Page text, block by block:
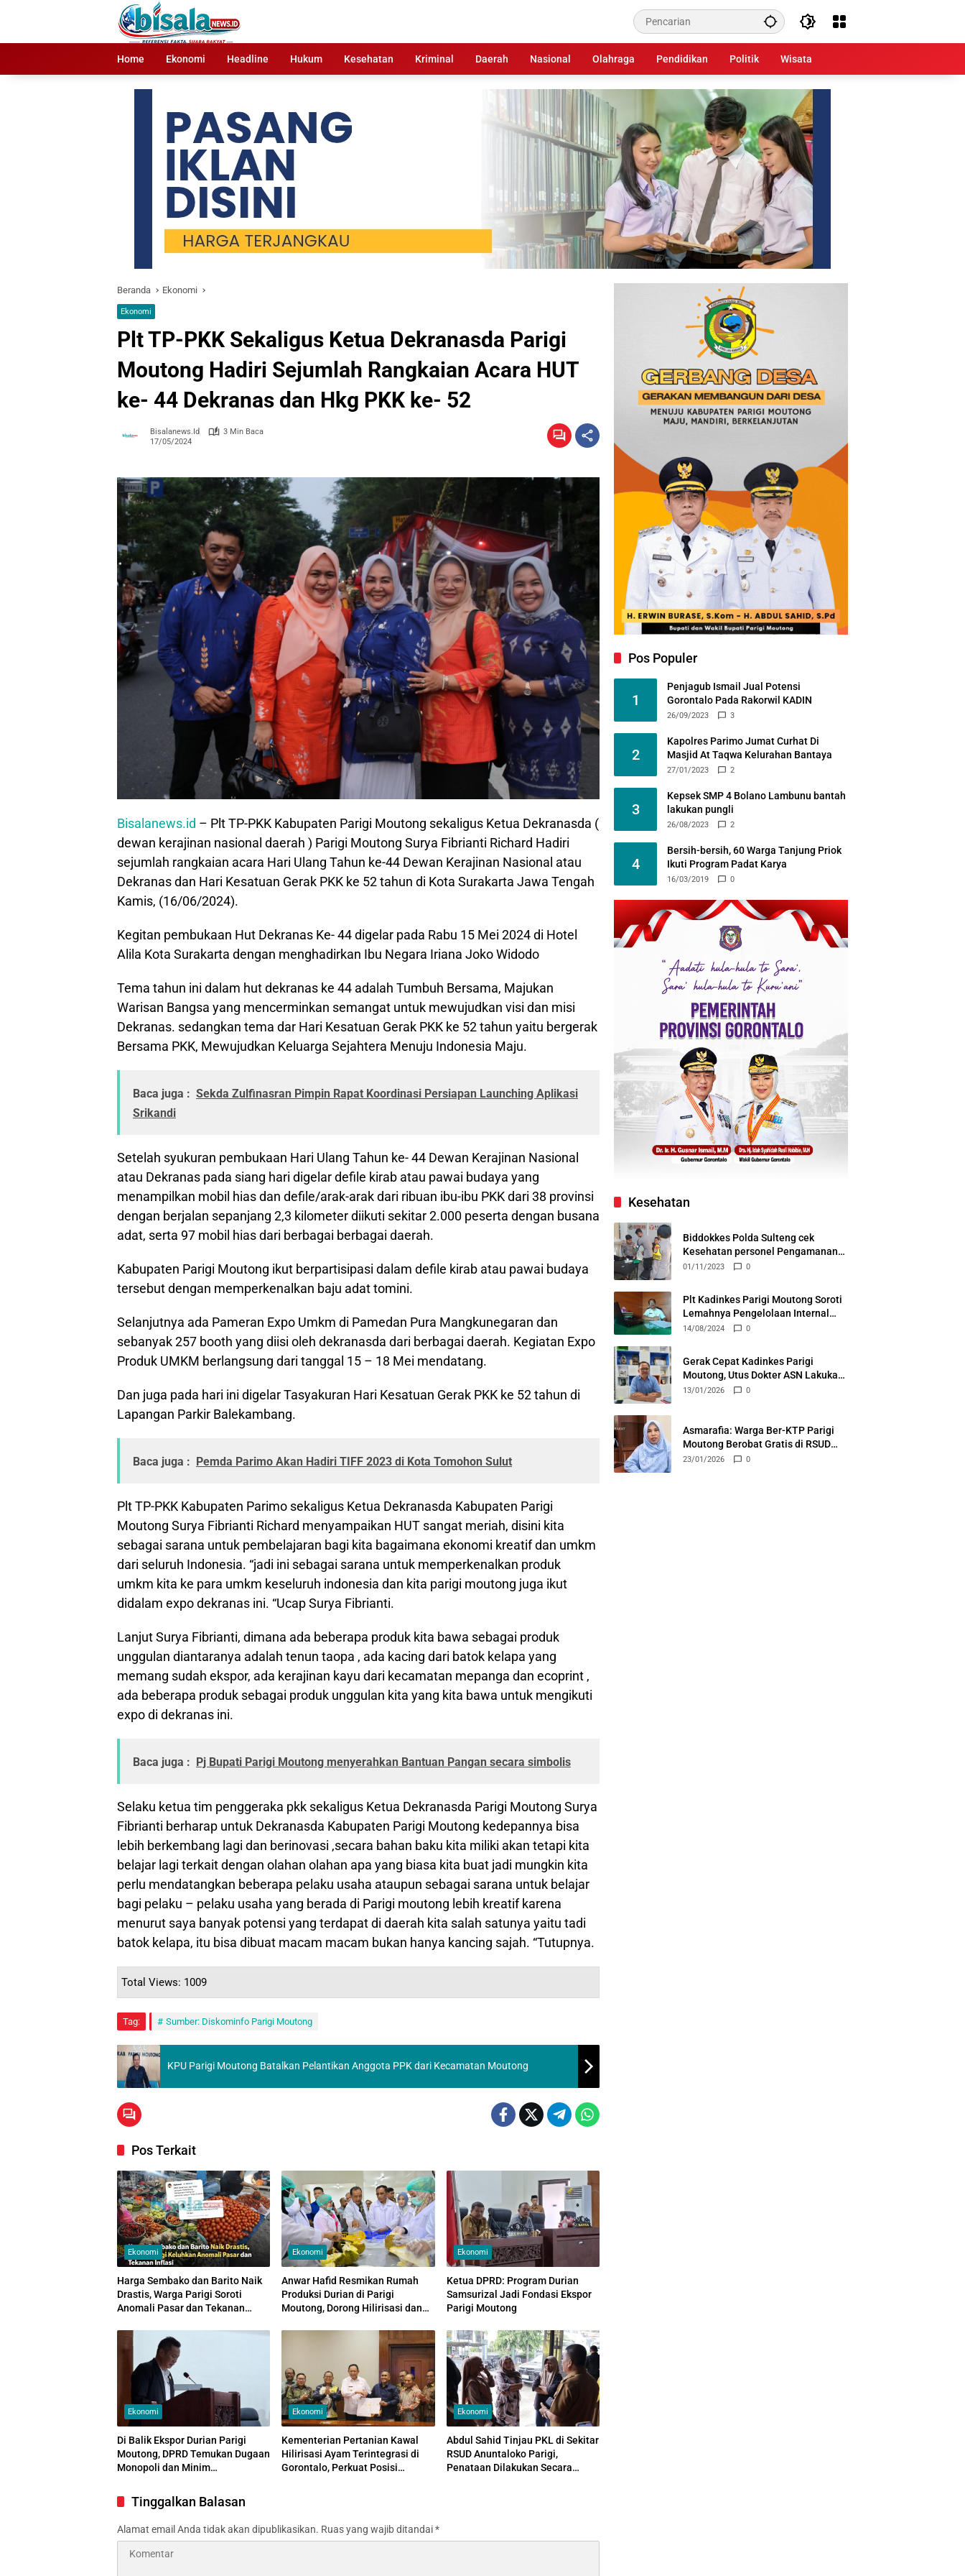
Home
Ekonomi Headline Hukum Kesehatan Kriminal Daerah Nasional Olahraga Pendidikan Politik Wisata
Beranda Ekonomi
Ekonomi
Plt TP-PKK Sekaligus Ketua Dekranasda Parigi
Moutong Hadiri Sejumlah Rangkaian Acara HUT
ke- 44 Dekranas dan Hkg PKK ke- 52
Bisalanews.id
3 Min Baca
17/05/2024
Bisalanews.id – Plt TP-PKK Kabupaten Parigi Moutong sekaligus Ketua Dekranasda (
dewan kerajinan nasional daerah ) Parigi Moutong Surya Fibrianti Richard Hadiri
sejumlah rangkaian acara Hari Ulang Tahun ke-44 Dewan Kerajinan Nasional atau
Dekranas dan Hari Kesatuan Gerak PKK ke 52 tahun di Kota Surakarta Jawa Tengah
Kamis, (16/06/2024).
Kegitan pembukaan Hut Dekranas Ke- 44 digelar pada Rabu 15 Mei 2024 di Hotel
Alila Kota Surakarta dengan menghadirkan Ibu Negara Iriana Joko Widodo
Tema tahun ini dalam hut dekranas ke 44 adalah Tumbuh Bersama, Majukan
Warisan Bangsa yang mencerminkan semangat untuk mewujudkan visi dan misi
Dekranas. sedangkan tema dar Hari Kesatuan Gerak PKK ke 52 tahun yaitu bergerak
Bersama PKK, Mewujudkan Keluarga Sejahtera Menuju Indonesia Maju.
Baca juga : Sekda Zulfinasran Pimpin Rapat Koordinasi Persiapan Launching Aplikasi
Srikandi
Setelah syukuran pembukaan Hari Ulang Tahun ke- 44 Dewan Kerajinan Nasional
atau Dekranas pada siang hari digelar defile kirab atau pawai budaya yang
menampilkan mobil hias dan defile/arak-arak dari ribuan ibu-ibu PKK dari 38 provinsi
dengan berjalan sepanjang 2,3 kilometer diikuti sekitar 2.000 peserta dengan busana
adat, serta 97 mobil hias dari berbagai berbagai daerah.
Kabupaten Parigi Moutong ikut berpartisipasi dalam defile kirab atau pawai budaya
tersebut dengan memperkenalkan baju adat tomini.
Selanjutnya ada Pameran Expo Umkm di Pamedan Pura Mangkunegaran dan
sebanyak 257 booth yang diisi oleh dekranasda dari berbagai daerah. Kegiatan Expo
Produk UMKM berlangsung dari tanggal 15 – 18 Mei mendatang.
Dan juga pada hari ini digelar Tasyakuran Hari Kesatuan Gerak PKK ke 52 tahun di
Lapangan Parkir Balekambang.
Baca juga : Pemda Parimo Akan Hadiri TIFF 2023 di Kota Tomohon Sulut
Plt TP-PKK Kabupaten Parimo sekaligus Ketua Dekranasda Kabupaten Parigi
Moutong Surya Fibrianti Richard menyampaikan HUT sangat meriah, disini kita
sebagai sarana untuk pembelajaran bagi kita bagaimana ekonomi kreatif dan umkm
dari seluruh Indonesia. “jadi ini sebagai sarana untuk memperkenalkan produk
umkm kita ke para umkm keseluruh indonesia dan kita parigi moutong juga ikut
didalam expo dekranas ini. “Ucap Surya Fibrianti.
Lanjut Surya Fibrianti, dimana ada beberapa produk kita bawa sebagai produk
unggulan diantaranya adalah tenun taopa , ada kacing dari batok kelapa yang
memang sudah ekspor, ada kerajinan kayu dari kecamatan mepanga dan ecoprint ,
ada beberapa produk sebagai produk unggulan kita yang kita bawa untuk mengikuti
expo di dekranas ini.
Baca juga : Pj Bupati Parigi Moutong menyerahkan Bantuan Pangan secara simbolis
Selaku ketua tim penggeraka pkk sekaligus Ketua Dekranasda Parigi Moutong Surya
Fibrianti berharap untuk Dekranasda Kabupaten Parigi Moutong kedepannya bisa
lebih berkembang lagi dan berinovasi ,secara bahan baku kita miliki akan tetapi kita
belajar lagi terkait dengan olahan olahan apa yang biasa kita buat jadi mungkin kita
perlu mendatangkan beberapa pelaku usaha ataupun sebagai sarana untuk belajar
bagi pelaku – pelaku usaha yang berada di Parigi moutong lebih kreatif karena
menurut saya banyak potensi yang terdapat di daerah kita salah satunya yaitu tadi
batok kelapa, itu bisa dibuat macam macam bukan hanya kancing sajah. “Tutupnya.
Total Views: 1009
Tag: Sumber: Diskominfo Parigi Moutong
KPU Parigi Moutong Batalkan Pelantikan Anggota PPK dari Kecamatan Moutong
Pos Terkait
Ekonomi
Harga Sembako dan Barito Naik
Drastis, Warga Parigi Soroti
Anomali Pasar dan Tekanan
Ekonomi
Anwar Hafid Resmikan Rumah
Produksi Durian di Parigi
Moutong, Dorong Hilirisasi dan
Ekonomi
Ketua DPRD: Program Durian
Samsurizal Jadi Fondasi Ekspor
Parigi Moutong
Ekonomi
Di Balik Ekspor Durian Parigi
Moutong, DPRD Temukan Dugaan
Monopoli dan Minim
Ekonomi
Kementerian Pertanian Kawal
Hilirisasi Ayam Terintegrasi di
Gorontalo, Perkuat Posisi
Ekonomi
Abdul Sahid Tinjau PKL di Sekitar
RSUD Anuntaloko Parigi,
Penataan Dilakukan Secara
Tinggalkan Balasan
Alamat email Anda tidak akan dipublikasikan. Ruas yang wajib ditandai*
Pos Populer
1
Penjagub Ismail Jual Potensi
Gorontalo Pada Rakorwil KADIN
26/09/2023 3
2
Kapolres Parimo Jumat Curhat Di
Masjid At Taqwa Kelurahan Bantaya
27/01/2023 2
3
Kepsek SMP 4 Bolano Lambunu bantah
lakukan pungli
26/08/2023 2
4
Bersih-bersih, 60 Warga Tanjung Priok
Ikuti Program Padat Karya
16/03/2019 0
Kesehatan
Biddokkes Polda Sulteng cek
Kesehatan personel Pengamanan
Tahapan Pemilu 2024
01/11/2023 0
Plt Kadinkes Parigi Moutong Soroti
Lemahnya Pengelolaan Internal
RSUD Anuntaloko
14/08/2024 0
Gerak Cepat Kadinkes Parigi
Moutong, Utus Dokter ASN Lakukan
Layanan Rawat Inap di Puskesmas
13/01/2026 0
Asmarafia: Warga Ber-KTP Parigi
Moutong Berobat Gratis di RSUD
Anuntaloko Parigi
23/01/2026 0